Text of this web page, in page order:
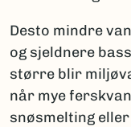
Desto mindre
og sjeldnere
større blir
når mye
snøsmelting